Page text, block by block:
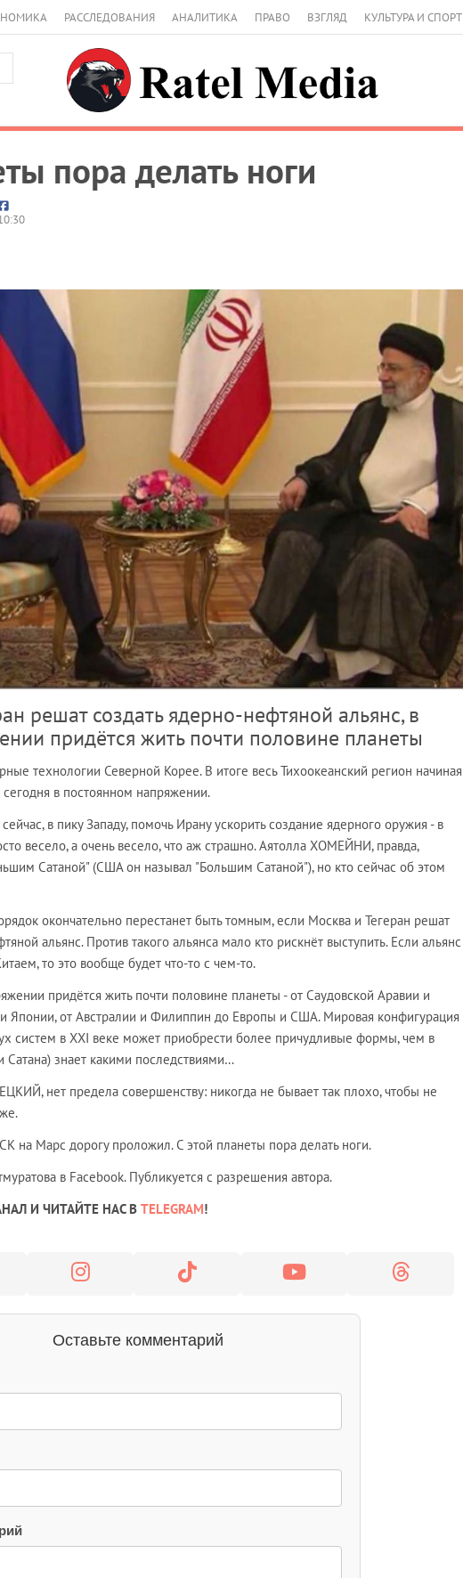
РАССЛЕДОВАНИЯ АНАЛИТИКА ПРАВО ВЗГЛЯД КУЛЬТУРА И СПОРТ
пора делать ноги
решат создать ядерно-нефтяной альянс, в
придётся жить почти половине планеты
технологии Северной Корее. В итоге весь Тихоокеанский регион начиная
в постоянном напряжении.
в пику Западу, помочь Ирану ускорить создание ядерного оружия - в
весело, а очень весело, что аж страшно. Аятолла ХОМЕЙНИ, правда,
Сатаной" (США он называл "Большим Сатаной"), но кто сейчас об этом
окончательно перестанет быть томным, если Москва и Тегеран решат
альянс. Против такого альянса мало кто рискнёт выступить. Если альянс
то это вообще будет что-то с чем-то.
придётся жить почти половине планеты - от Саудовской Аравии и
Японии, от Австралии и Филиппин до Европы и США. Мировая конфигурация
систем в XXI веке может приобрести более причудливые формы, чем в
Сатана) знает какими последствиями…
нет предела совершенству: никогда не бывает так плохо, чтобы не
на Марс дорогу проложил. С этой планеты пора делать ноги.
в Facebook. Публикуется с разрешения автора.
И ЧИТАЙТЕ НАС В TELEGRAM!
Оставьте комментарий